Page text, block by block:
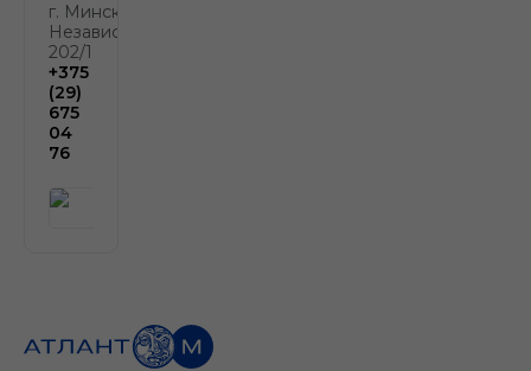
г. Минск, пр.
Независимости,
202/1
+375
(29)
675
04
76